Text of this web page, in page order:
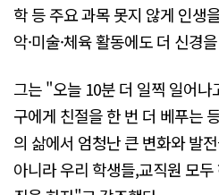
학 등 주요 과목 못지 않게 인생
악·미술·체육 활동에도 더 신경
그는 "오늘 10분 더 일찍 일어나
구에게 친절을 한 번 더 베푸는
의 삶에서 엄청난 큰 변화와 발
아니라 우리 학생들,교직원 모